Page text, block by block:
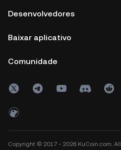
Desenvolvedores
Baixar aplicativo
Comunidade
Copyright © 2017 - 2026 KuCoin.com.